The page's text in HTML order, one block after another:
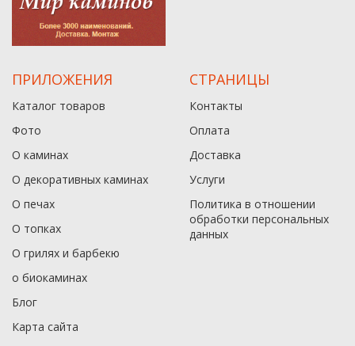
ПРИЛОЖЕНИЯ
Каталог товаров
Фото
О каминах
О декоративных каминах
О печах
О топках
О грилях и барбекю
о биокаминах
Блог
Карта сайта
СТРАНИЦЫ
Контакты
Оплата
Доставка
Услуги
Политика в отношении
обработки персональных
данныx